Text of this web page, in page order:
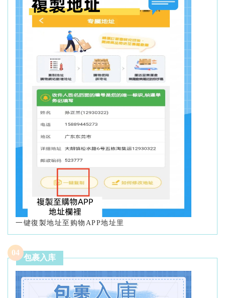
一键復製地址至购物APP地址里
04
包裹入库